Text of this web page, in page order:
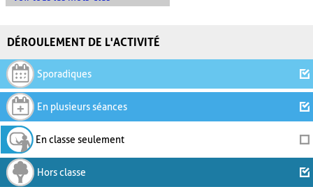
DÉROULEMENT DE L'ACTIVITÉ
Sporadiques
En plusieurs séances
En classe seulement
Hors classe